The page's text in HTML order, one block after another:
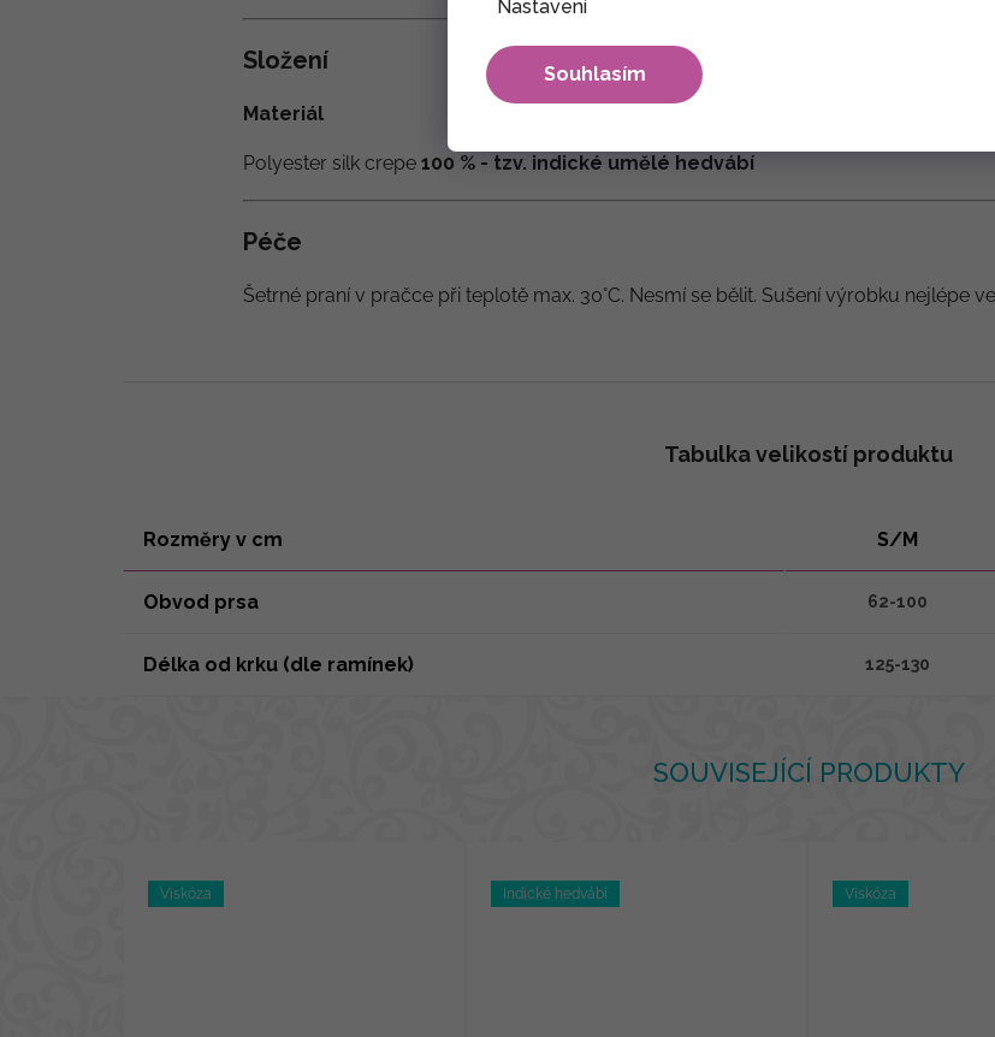
Nastavení
Souhlasím
SOUVISEJÍCÍ PRODUKTY
Viskóza Indické hedvábí Viskóza
Složení
Materiál
Polyester silk crepe 100 % - tzv. indické umělé hedvábí
Péče
Šetrné praní v pračce při teplotě max. 30°C. Nesmí se bělit. Sušení výrobku nejlépe
Tabulka velikostí produktu
Rozměry v cm S/M
Obvod prsa 62-100
Délka od krku (dle ramínek) 125-130